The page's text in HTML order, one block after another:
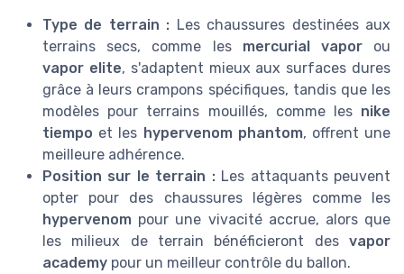
Type de terrain : Les chaussures destinées aux
terrains secs, comme les mercurial vaporou
vapor elite, s'adaptent mieux aux surfaces dures
grâce à leurs crampons spécifiques, tandis que les
modèles pour terrains mouillés, comme les nike
tiempo et les hypervenom phantom, offrent une
meilleure adhérence.
Position sur le terrain :Les attaquants peuvent
opter pour des chaussures légères comme les
hypervenom pour une vivacité accrue, alors que
les milieux de terrain bénéficieront des vapor
academy pour un meilleur contrôle du ballon.